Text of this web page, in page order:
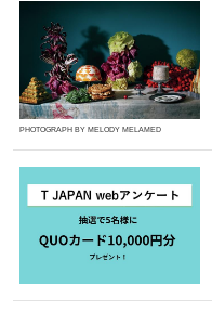
PHOTOGRAPH BY MELODY MELAMED